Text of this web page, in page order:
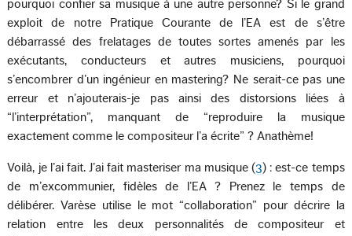
pourquoi confier sa musique à une autre personne? Si le grand
exploit de notre Pratique Courante de l’EA est de s’être
débarrassé des frelatages de toutes sortes amenés par les
exécutants, conducteurs et autres musiciens, pourquoi
s’encombrer d’un ingénieur en mastering? Ne serait-ce pas une
erreur et n’ajouterais-je pas ainsi des distorsions liées à
“l’interprétation”, manquant de “reproduire la musique
exactement comme le compositeur l’a écrite” ? Anathème!
Voilà, je l’ai fait. J’ai fait masteriser ma musique (3) : est-ce temps
de m’excommunier, fidèles de l’EA ? Prenez le temps de
délibérer. Varèse utilise le mot “collaboration” pour décrire la
relation entre les deux personnalités de compositeur et